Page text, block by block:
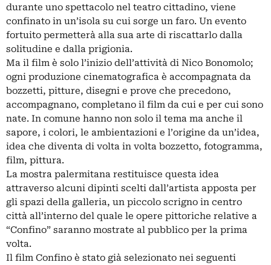
durante uno spettacolo nel teatro cittadino, viene
confinato in un’isola su cui sorge un faro. Un evento
fortuito permetterà alla sua arte di riscattarlo dalla
solitudine e dalla prigionia.
Ma il film è solo l’inizio dell’attività di Nico Bonomolo;
ogni produzione cinematografica è accompagnata da
bozzetti, pitture, disegni e prove che precedono,
accompagnano, completano il film da cui e per cui sono
nate. In comune hanno non solo il tema ma anche il
sapore, i colori, le ambientazioni e l’origine da un’idea,
idea che diventa di volta in volta bozzetto, fotogramma,
film, pittura.
La mostra palermitana restituisce questa idea
attraverso alcuni dipinti scelti dall’artista apposta per
gli spazi della galleria, un piccolo scrigno in centro
città all’interno del quale le opere pittoriche relative a
“Confino” saranno mostrate al pubblico per la prima
volta.
Il film Confino è stato già selezionato nei seguenti